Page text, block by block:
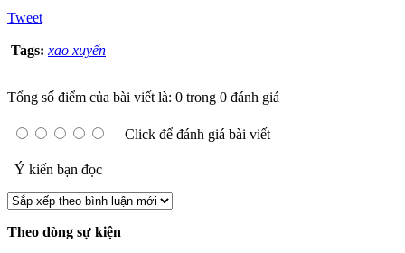
Tweet
Tags: xao xuyến
Tổng số điểm của bài viết là: 0 trong 0 đánh giá
Click để đánh giá bài viết
Ý kiến bạn đọc
Theo dòng sự kiện